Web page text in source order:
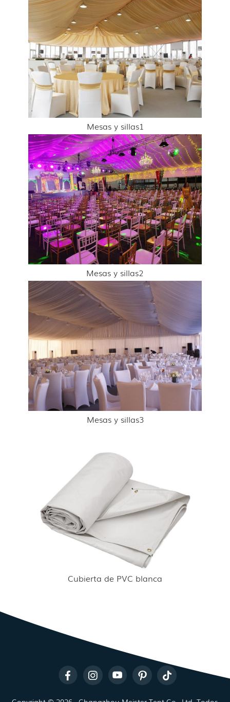
Mesas y sillas1
Mesas y sillas2
Mesas y sillas3
Cubierta de PVC blanca